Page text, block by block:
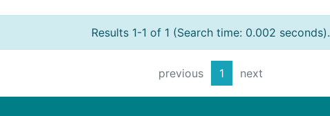
Results 1-1 of 1 (Search time: 0.002 seconds).
previous 1 next